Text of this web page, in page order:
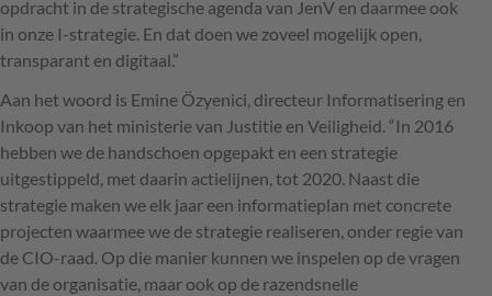
opdracht in de strategische agenda van JenV en daarmee ook
in onze I-strategie. En dat doen we zoveel mogelijk open,
transparant en digitaal.”
Aan het woord is Emine Özyenici, directeur Informatisering en
Inkoop van het ministerie van Justitie en Veiligheid. “In 2016
hebben we de handschoen opgepakt en een strategie
uitgestippeld, met daarin actielijnen, tot 2020. Naast die
strategie maken we elk jaar een informatieplan met concrete
projecten waarmee we de strategie realiseren, onder regie van
de CIO-raad. Op die manier kunnen we inspelen op de vragen
van de organisatie, maar ook op de razendsnelle